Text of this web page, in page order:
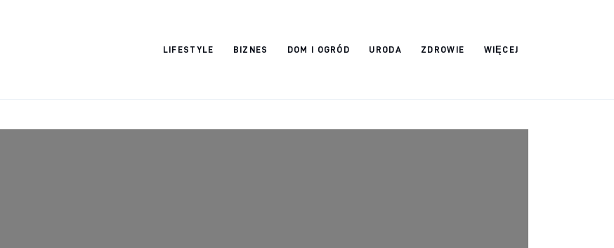
LIFESTYLE BIZNES DOM I OGRÓD URODA ZDROWIE WIĘCEJ
Vacation Dreams